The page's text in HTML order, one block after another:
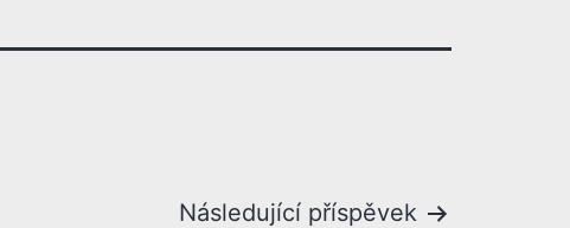
Následující příspěvek